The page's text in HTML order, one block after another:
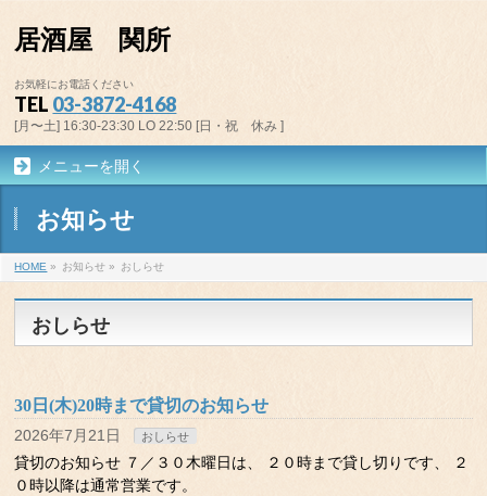
居酒屋 関所
お気軽にお電話ください
TEL 03-3872-4168
[月〜土] 16:30-23:30 LO 22:50 [日・祝 休み ]
メニューを開く
お知らせ
HOME » お知らせ » おしらせ
おしらせ
30日(木)20時まで貸切のお知らせ
2026年7月21日 おしらせ
貸切のお知らせ ７／３０木曜日は、 ２０時まで貸し切りです、 ２
０時以降は通常営業です。